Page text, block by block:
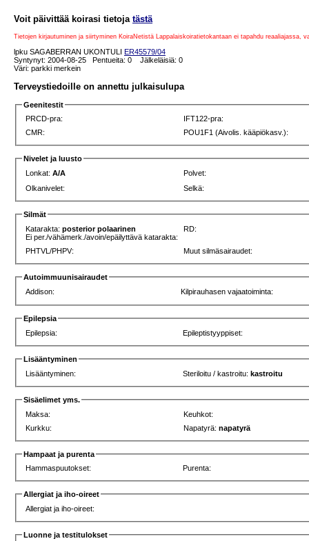
Voit päivittää koirasi tietoja tästä
Tietojen kirjautuminen ja siirtyminen KoiraNetistä Lappalaiskoiratietokantaan ei tapahdu
lpku SAGABERRAN UKONTULI ER45579/04
Syntynyt: 2004-08-25 Pentueita: 0 Jälkeläisiä: 0
Väri: parkki merkein
Terveystiedoille on annettu julkaisulupa
Geenitestit
PRCD-pra:
IFT122-pra:
CMR:
POU1F1 (Aivolis. kääpiökasv.):
Nivelet ja luusto
Lonkat:A/A
Polvet:
Olkanivelet:
Selkä:
Silmät
Katarakta:posterior polaarinen
Ei per./vähämerk./avoin/epäilyttävä katarakta:
RD:
PHTVL/PHPV: Muut silmäsairaudet:
Autoimmuunisairaudet
Addison:
Kilpirauhasen vajaatoiminta:
Epilepsia
Epilepsia:
Epileptistyyppiset:
Lisääntyminen
Lisääntyminen:
Steriloitu / kastroitu:kastroitu
Sisäelimet yms.
Maksa:
Keuhkot:
Kurkku:
Napatyrä:napatyrä
Hampaat ja purenta
Hammaspuutokset:
Purenta:
Allergiat ja iho-oireet
Allergiat ja iho-oireet:
Luonne ja testitulokset